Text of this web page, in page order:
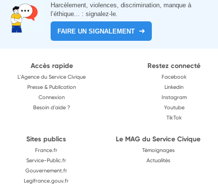
Harcèlement, violences, discrimination, manque à
l’éthique... : signalez-le.
FAIRE UN SIGNALEMENT
Accès rapide
L'Agence du Service Civique
Presse & Publication
Connexion
Besoin d'aide ?
Restez connecté
Facebook
Linkedin
Instagram
Youtube
TikTok
Sites publics
France.fr
Service-Public.fr
Gouvernement.fr
Legifrance.gouv.fr
Le MAG du Service Civique
Témoignages
Actualités